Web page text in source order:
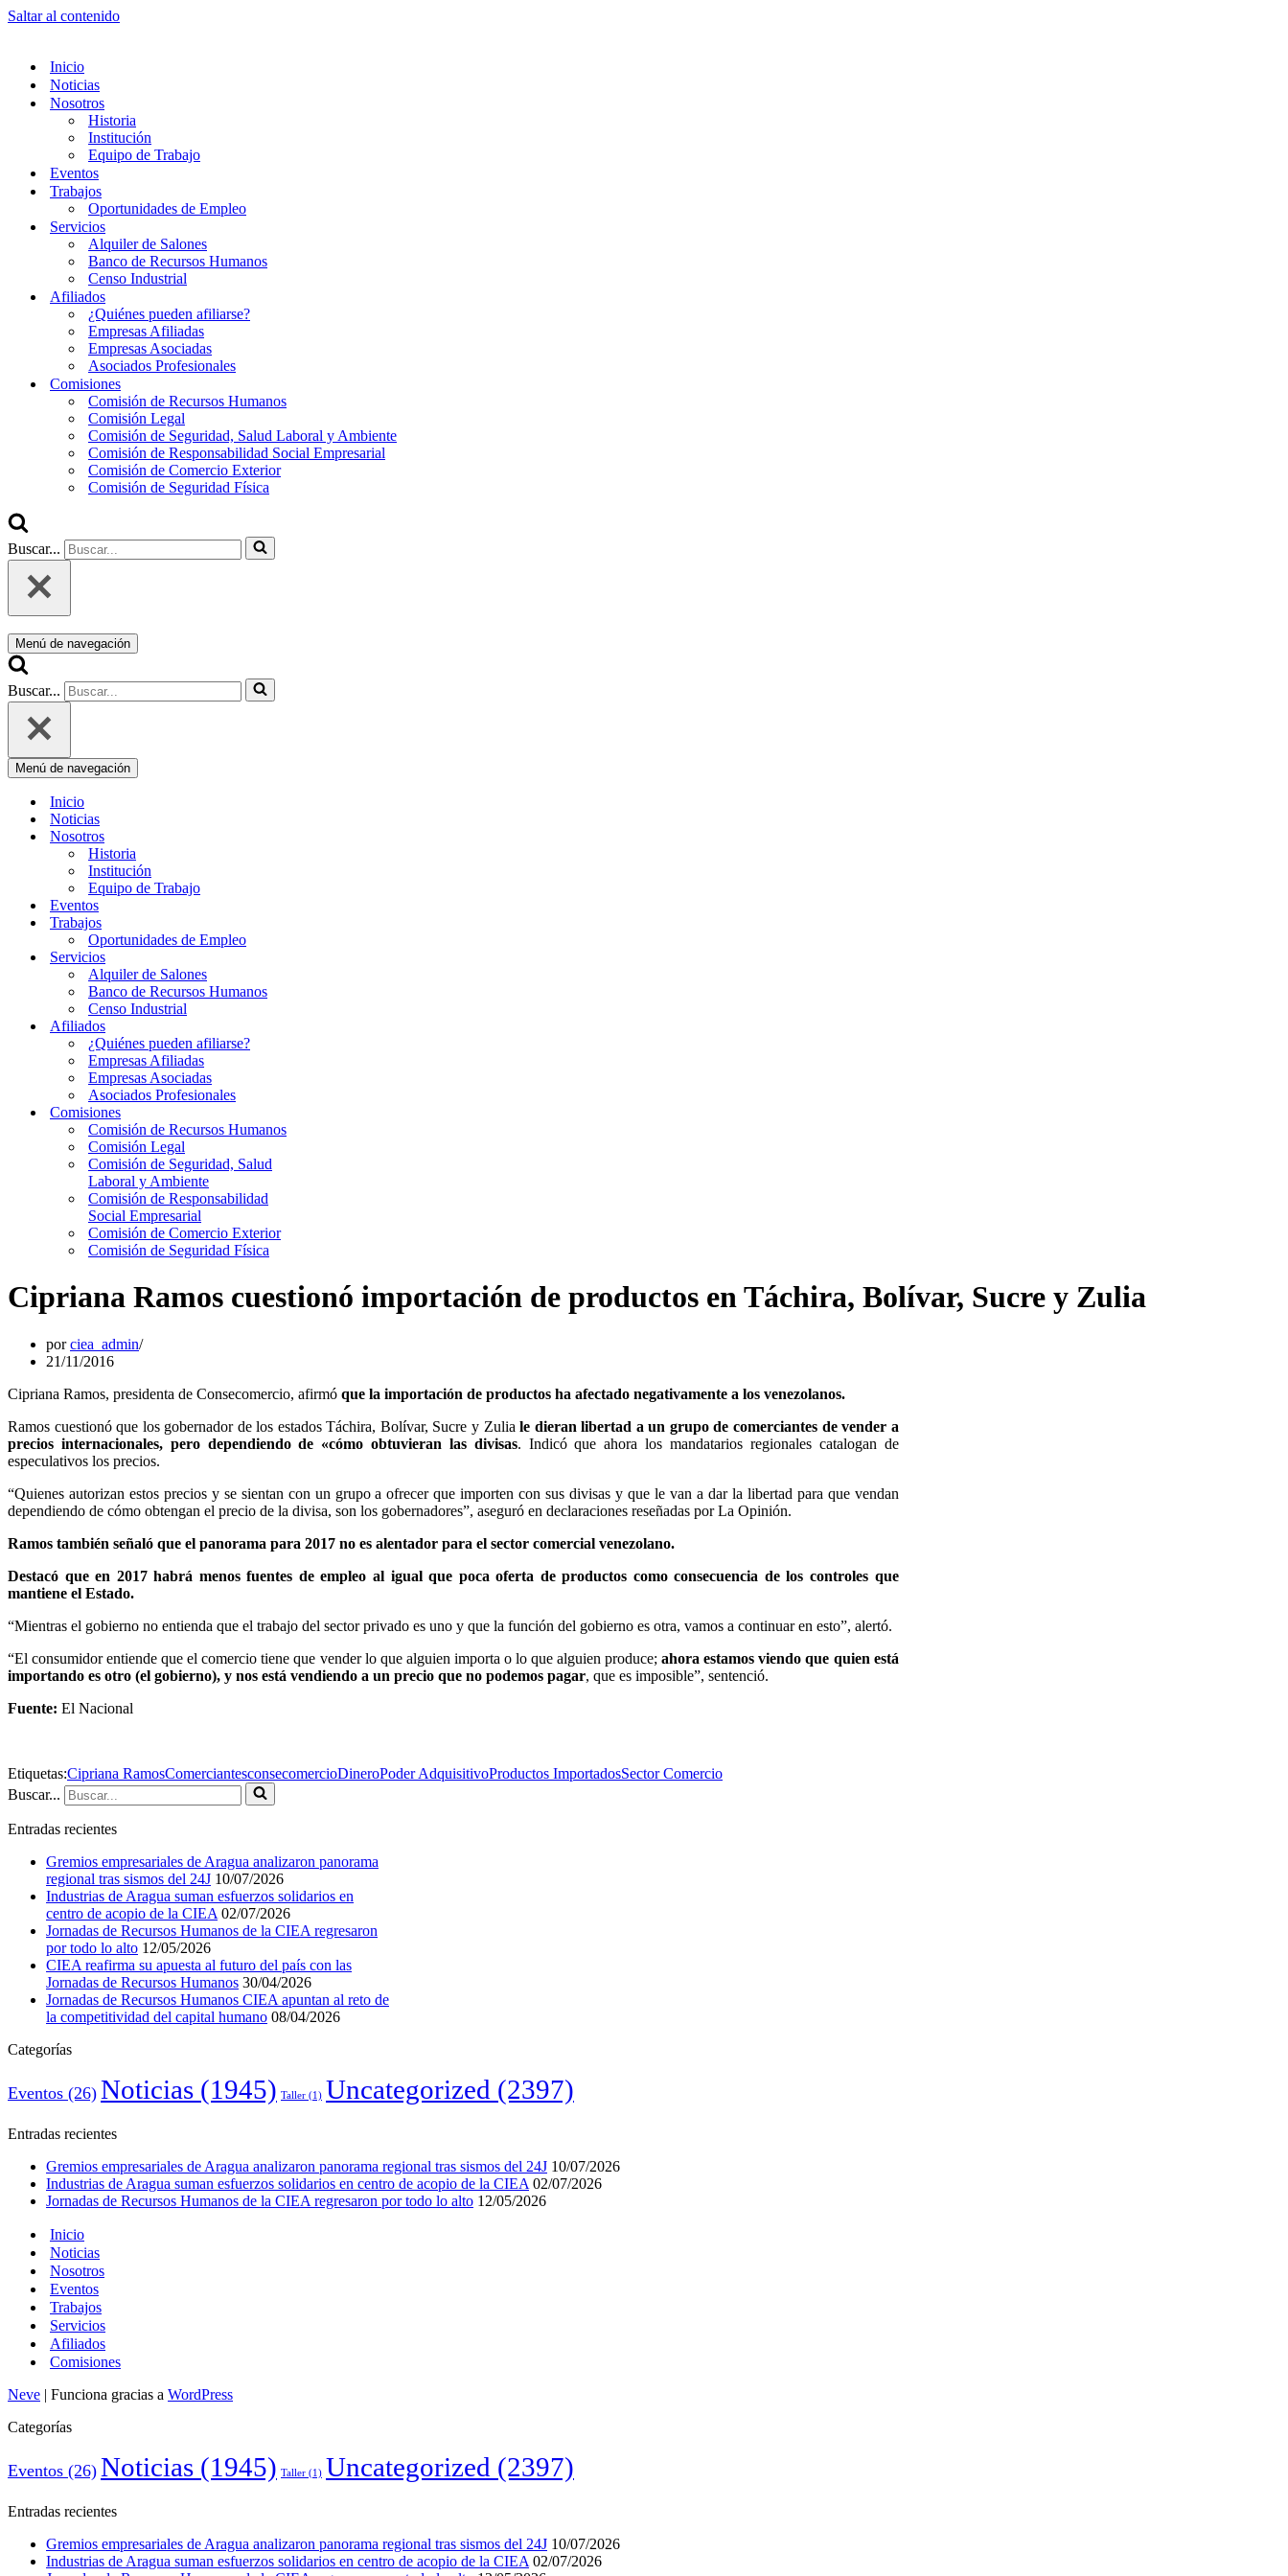
Saltar al contenido
Inicio
Noticias
Nosotros
Historia
Institución
Equipo de Trabajo
Eventos
Trabajos
Oportunidades de Empleo
Servicios
Alquiler de Salones
Banco de Recursos Humanos
Censo Industrial
Afiliados
¿Quiénes pueden afiliarse?
Empresas Afiliadas
Empresas Asociadas
Asociados Profesionales
Comisiones
Comisión de Recursos Humanos
Comisión Legal
Comisión de Seguridad, Salud Laboral y Ambiente
Comisión de Responsabilidad Social Empresarial
Comisión de Comercio Exterior
Comisión de Seguridad Física
Buscar...
Menú de navegación
Buscar...
Menú de navegación
Inicio
Noticias
Nosotros
Historia
Institución
Equipo de Trabajo
Eventos
Trabajos
Oportunidades de Empleo
Servicios
Alquiler de Salones
Banco de Recursos Humanos
Censo Industrial
Afiliados
¿Quiénes pueden afiliarse?
Empresas Afiliadas
Empresas Asociadas
Asociados Profesionales
Comisiones
Comisión de Recursos Humanos
Comisión Legal
Comisión de Seguridad, Salud
Laboral y Ambiente
Comisión de Responsabilidad
Social Empresarial
Comisión de Comercio Exterior
Comisión de Seguridad Física
Cipriana Ramos cuestionó importación de productos en Táchira, Bolívar, Sucre y Zulia
porciea_admin
21/11/2016
Cipriana Ramos, presidenta de Consecomercio, afirmó que la importación de productos ha afectado negativamente a los venezolanos.
Ramos cuestionó que los gobernador de los estados Táchira, Bolívar, Sucre y Zuliale dieran libertad a un grupo de comerciantes de vender a
precios internacionales, pero dependiendo de «cómo obtuvieran las divisas. Indicó que ahora los mandatarios regionales catalogan de
especulativos los precios.
“Quienes autorizan estos precios y se sientan con un grupo a ofrecer que importen con sus divisas y que le van a dar la libertad para que vendan
dependiendo de cómo obtengan el precio de la divisa, son los gobernadores”, aseguró en declaraciones reseñadas por La Opinión.
Ramos también señaló que el panorama para 2017 no es alentador para el sector comercial venezolano.
Destacó que en 2017 habrá menos fuentes de empleo al igual que poca oferta de productos como consecuencia de los controles que
mantiene el Estado.
“Mientras el gobierno no entienda que el trabajo del sector privado es uno y que la función del gobierno es otra, vamos a continuar en esto”, alertó.
“El consumidor entiende que el comercio tiene que vender lo que alguien importa o lo que alguien produce;ahora estamos viendo que quien está
importando es otro (el gobierno), y nos está vendiendo a un precio que no podemos pagar, que es imposible”, sentenció.
Fuente: El Nacional
Etiquetas:Cipriana RamosComerciantesconsecomercioDineroPoder AdquisitivoProductos ImportadosSector Comercio
Buscar...
Entradas recientes
Gremios empresariales de Aragua analizaron panorama
regional tras sismos del 24J 10/07/2026
Industrias de Aragua suman esfuerzos solidarios en
centro de acopio de la CIEA 02/07/2026
Jornadas de Recursos Humanos de la CIEA regresaron
por todo lo alto 12/05/2026
CIEA reafirma su apuesta al futuro del país con las
Jornadas de Recursos Humanos 30/04/2026
Jornadas de Recursos Humanos CIEA apuntan al reto de
la competitividad del capital humano 08/04/2026
Categorías
Eventos (26) Noticias (1945) Taller (1) Uncategorized (2397)
Entradas recientes
Gremios empresariales de Aragua analizaron panorama regional tras sismos del 24J 10/07/2026
Industrias de Aragua suman esfuerzos solidarios en centro de acopio de la CIEA 02/07/2026
Jornadas de Recursos Humanos de la CIEA regresaron por todo lo alto 12/05/2026
Inicio
Noticias
Nosotros
Eventos
Trabajos
Servicios
Afiliados
Comisiones
Neve | Funciona gracias a WordPress
Categorías
Eventos (26) Noticias (1945) Taller (1) Uncategorized (2397)
Entradas recientes
Gremios empresariales de Aragua analizaron panorama regional tras sismos del 24J 10/07/2026
Industrias de Aragua suman esfuerzos solidarios en centro de acopio de la CIEA 02/07/2026